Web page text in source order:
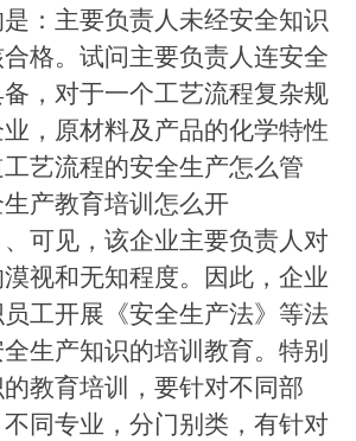
：主要负责人未经安全知识
格。试问主要负责人连安全
，对于一个工艺流程复杂规
，原材料及产品的化学特性
艺流程的安全生产怎么管
产教育培训怎么开
可见，该企业主要负责人对
视和无知程度。因此，企业
工开展《安全生产法》等法
生产知识的培训教育。特别
教育培训，要针对不同部
同专业，分门别类，有针对